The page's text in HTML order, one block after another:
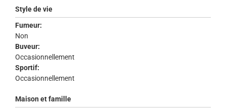
Style de vie
Fumeur:
Non
Buveur:
Occasionnellement
Sportif:
Occasionnellement
Maison et famille